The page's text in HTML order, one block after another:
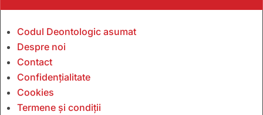
Codul Deontologic asumat
Despre noi
Contact
Confidențialitate
Cookies
Termene și condiții